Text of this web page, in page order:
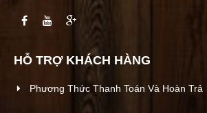
HỖ TRỢ KHÁCH HÀNG
Phương Thức Thanh Toán Và Hoàn Trả